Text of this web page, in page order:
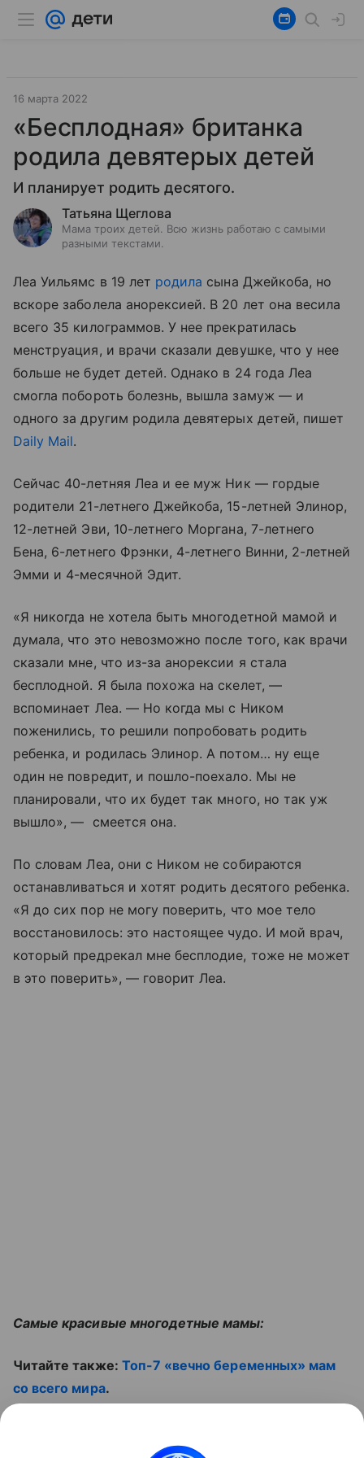
16 марта 2022
«Бесплодная» британка
родила девятерых детей
И планирует родить десятого.
Татьяна Щеглова
Мама троих детей. Всю жизнь работаю с самыми
разными текстами.
Леа Уильямс в 19 лет родила сына Джейкоба, но
вскоре заболела анорексией. В 20 лет она весила
всего 35 килограммов. У нее прекратилась
менструация, и врачи сказали девушке, что у нее
больше не будет детей. Однако в 24 года Леа
смогла побороть болезнь, вышла замуж — и
одного за другим родила девятерых детей, пишет
Daily Mail.
Сейчас 40-летняя Леа и ее муж Ник — гордые
родители 21-летнего Джейкоба, 15-летней Элинор,
12-летней Эви, 10-летнего Моргана, 7-летнего
Бена, 6-летнего Фрэнки, 4-летнего Винни, 2-летней
Эмми и 4-месячной Эдит.
«Я никогда не хотела быть многодетной мамой и
думала, что это невозможно после того, как врачи
сказали мне, что из-за анорексии я стала
бесплодной. Я была похожа на скелет, —
вспоминает Леа. — Но когда мы с Ником
поженились, то решили попробовать родить
ребенка, и родилась Элинор. А потом… ну еще
один не повредит, и пошло-поехало. Мы не
планировали, что их будет так много, но так уж
вышло», — смеется она.
По словам Леа, они с Ником не собираются
останавливаться и хотят родить десятого ребенка.
«Я до сих пор не могу поверить, что мое тело
восстановилось: это настоящее чудо. И мой врач,
который предрекал мне бесплодие, тоже не может
в это поверить», — говорит Леа.
Самые красивые многодетные мамы:
Читайте также: Топ-7 «вечно беременных» мам
со всего мира.